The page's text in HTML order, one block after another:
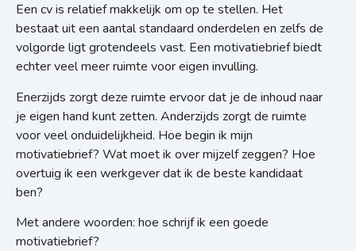
Een cv is relatief makkelijk om op te stellen. Het
bestaat uit een aantal standaard onderdelen en zelfs de
volgorde ligt grotendeels vast. Een motivatiebrief biedt
echter veel meer ruimte voor eigen invulling.
Enerzijds zorgt deze ruimte ervoor dat je de inhoud naar
je eigen hand kunt zetten. Anderzijds zorgt de ruimte
voor veel onduidelijkheid. Hoe begin ik mijn
motivatiebrief? Wat moet ik over mijzelf zeggen? Hoe
overtuig ik een werkgever dat ik de beste kandidaat
ben?
Met andere woorden: hoe schrijf ik een goede
motivatiebrief?